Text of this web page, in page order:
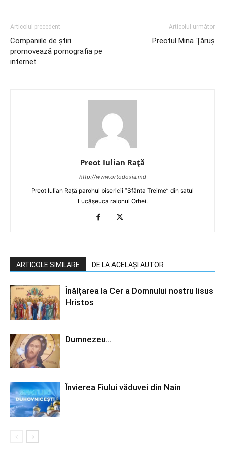
Articolul precedent
Companiile de ştiri
promovează pornografia pe
internet
Articolul următor
Preotul Mina Ţăruş
Preot Iulian Raţă
http://www.ortodoxia.md
Preot Iulian Rață parohul bisericii ”Sfânta Treime” din satul
Lucășeuca raionul Orhei.
ARTICOLE SIMILARE DE LA ACELAȘI AUTOR
Înălțarea la Cer a Domnului nostru Iisus
Hristos
Dumnezeu…
Învierea Fiului văduvei din Nain